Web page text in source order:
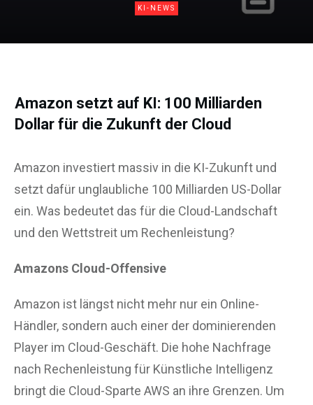
KI-NEWS
Amazon setzt auf KI: 100 Milliarden
Dollar für die Zukunft der Cloud
Amazon investiert massiv in die KI-Zukunft und
setzt dafür unglaubliche 100 Milliarden US-Dollar
ein. Was bedeutet das für die Cloud-Landschaft
und den Wettstreit um Rechenleistung?
Amazons Cloud-Offensive
Amazon ist längst nicht mehr nur ein Online-
Händler, sondern auch einer der dominierenden
Player im Cloud-Geschäft. Die hohe Nachfrage
nach Rechenleistung für Künstliche Intelligenz
bringt die Cloud-Sparte AWS an ihre Grenzen. Um